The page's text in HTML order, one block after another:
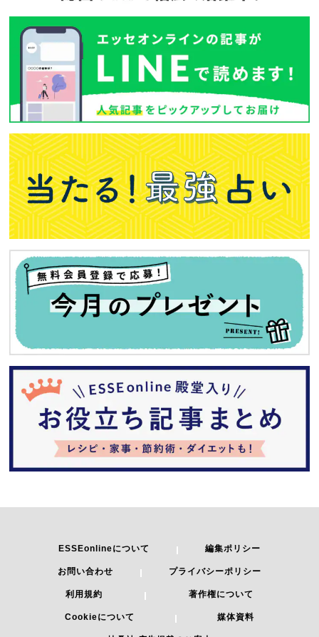
ESSEonlineについて 編集ポリシー
お問い合わせ プライバシーポリシー
利用規約 著作権について
Cookieについて 媒体資料